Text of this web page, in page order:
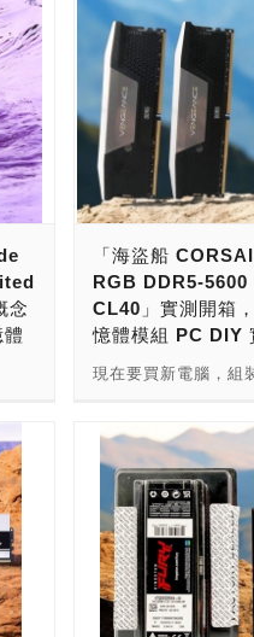
、
統
供
色
格
金
接
憶
你
一
創
師
與
6
稱
的
有
與
AMD TRX50、
裝到96核心192執行
PRO 7995WX處理
8記憶體通道2TB容
W790工作站平台，
執行緒Xeon w9-
行緒Xeon w9-
擴充到8記憶體通道
揮最大戰鬥力的話，
通道，用上高速
最大容量不可。若要
DIMM，要挑選「大
紮實，高速效能，穩
Intel、AMD工作站
RDIMM」準沒錯！
--- 現在，玩家、發
PC，用在
慧），加速AI人工智
Inference（推論）
絕對少不了！ 若要
式人工智慧）的
Inference（推論）
念
出
炫
頓
憶
戰
「海盜船
RGB DDR5-
CL40」實測開箱
憶體模組 PC DIY
現在要買新電腦，組
才是王道。要有高
量，還要有酷炫燈效
有Intel XMP、AMD
廠QVL認證，以及優
固，那麼來自超頻記
CORSAIR
彩）系列，提供
本，供貨32GB、